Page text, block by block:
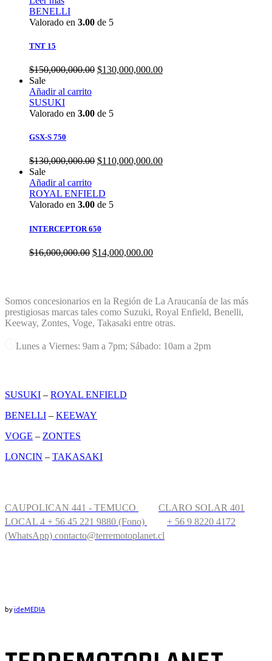
BENELLI
Valorado en 3.00 de 5
TNT 15
$150,000,000.00 $130,000,000.00
Sale
Añadir al carrito
SUSUKI
Valorado en 3.00 de 5
GSX-S 750
$130,000,000.00 $110,000,000.00
Sale
Añadir al carrito
ROYAL ENFIELD
Valorado en 3.00 de 5
INTERCEPTOR 650
$16,000,000.00 $14,000,000.00
Somos concesionarios en la Región de La Araucanía de las más
prestigiosas marcas tales como Suzuki, Royal Enfield, Benelli,
Keeway, Zontes, Voge, Takasaki entre otras.
Lunes a Viernes: 9am a 7pm; Sábado: 10am a 2pm
SUSUKI – ROYAL ENFIELD
BENELLI – KEEWAY
VOGE – ZONTES
LONCIN – TAKASAKI
CAUPOLICAN 441 - TEMUCO
CLARO SOLAR 401
LOCAL 4 + 56 45 221 9880 (Fono)
+ 56 9 8220 4172
(WhatsApp) contacto@terremotoplanet.cl
byideMEDIA